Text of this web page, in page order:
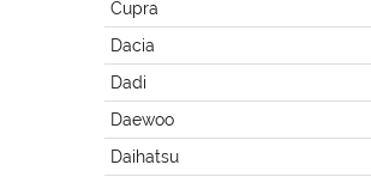
Cupra
Dacia
Dadi
Daewoo
Daihatsu